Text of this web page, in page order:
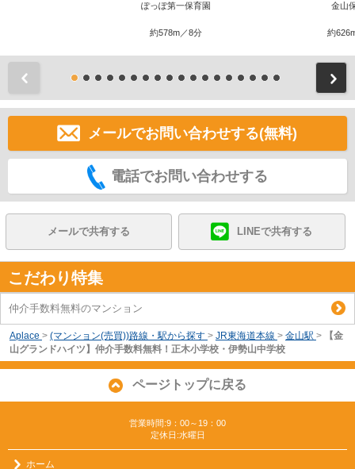
ぽっぽ第一保育園
約578m／8分
金山
約
メールでお問い合わせする(無料)
電話でお問い合わせする
メールで共有する LINEで共有する
こだわり特集
仲介手数料無料のマンション
Aplace > (マンション(売買))路線・駅から探す > JR東海道本線 > 金山駅 >
【金
山グランドハイツ】仲介手数料無料！正木小学校・伊勢山中学校
ページトップに戻る
営業時間:9：00～19：00
定休日:水曜日
ホーム